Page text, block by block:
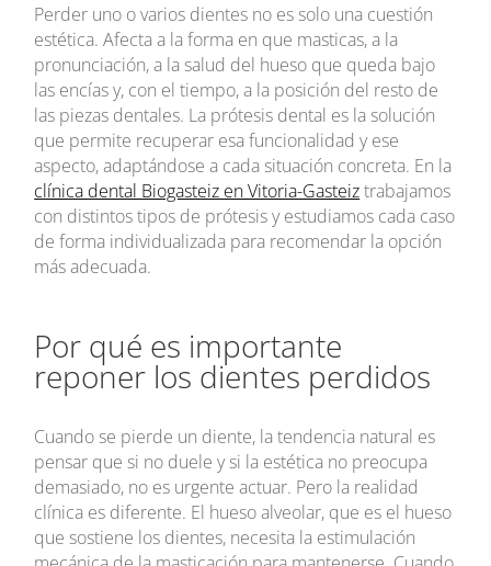
Perder uno o varios dientes no es solo una cuestión
estética. Afecta a la forma en que masticas, a la
pronunciación, a la salud del hueso que queda bajo
las encías y, con el tiempo, a la posición del resto de
las piezas dentales. La prótesis dental es la solución
que permite recuperar esa funcionalidad y ese
aspecto, adaptándose a cada situación concreta. En la
clínica dental Biogasteiz en Vitoria-Gasteiztrabajamos
con distintos tipos de prótesis y estudiamos cada caso
de forma individualizada para recomendar la opción
más adecuada.
Por qué es importante
reponer los dientes perdidos
Cuando se pierde un diente, la tendencia natural es
pensar que si no duele y si la estética no preocupa
demasiado, no es urgente actuar. Pero la realidad
clínica es diferente. El hueso alveolar, que es el hueso
que sostiene los dientes, necesita la estimulación